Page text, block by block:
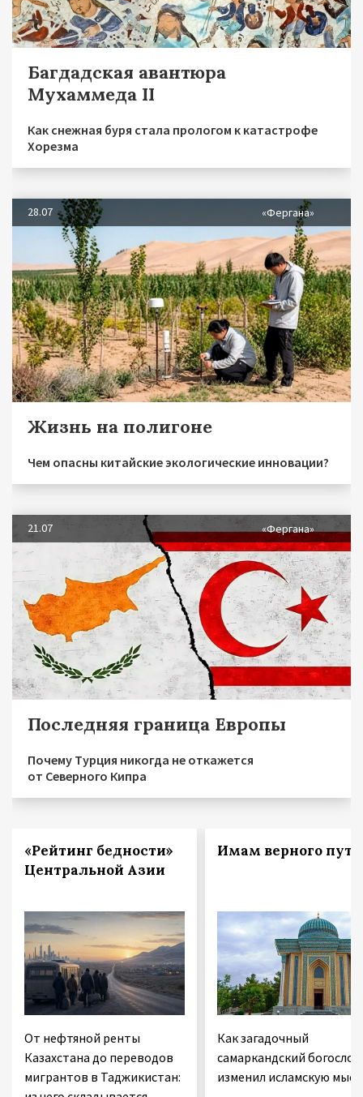
Багдадская авантюра
Мухаммеда II
Как снежная буря стала прологом к катастрофе
Хорезма
28.07 «Фергана»
Жизнь на полигоне
Чем опасны китайские экологические инновации?
21.07 «Фергана»
Последняя граница Европы
Почему Турция никогда не откажется
от Северного Кипра
«Рейтинг бедности»
Центральной Азии
От нефтяной ренты
Казахстана до переводов
мигрантов в Таджикистан:
Имам верного пути
Как загадочный
самаркандский богослов
изменил исламскую